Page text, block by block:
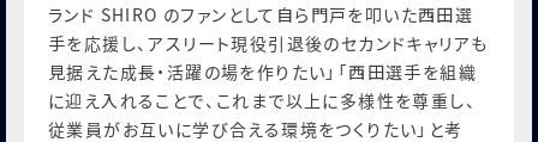
ランド SHIRO のファンとして⾃ら⾨⼾を叩いた⻄⽥選
⼿を応援し、アスリート現役引退後のセカンドキャリアも
⾒据えた成⻑・活躍の場を作りたい」「⻄⽥選⼿を組織
に迎え⼊れることで、これまで以上に多様性を尊重し、
従業員がお互いに学び合える環境をつくりたい」と考